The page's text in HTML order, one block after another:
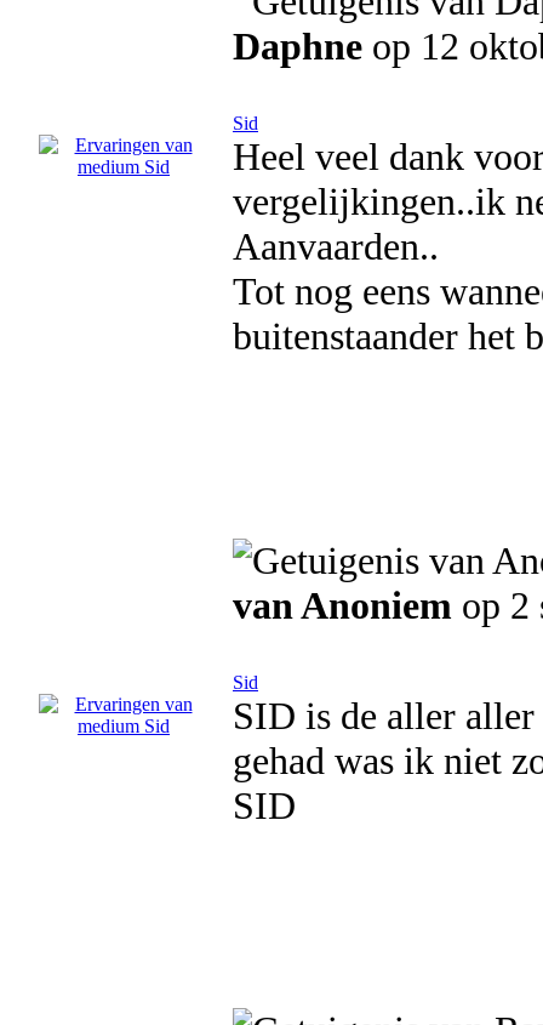
Daphne op 12
Sid
Heel veel dank
vergelijkingen..ik
Aanvaarden..
Tot nog eens
buitenstaander het
van Anoniem op 2
Sid
SID is de aller
gehad was ik niet
SID